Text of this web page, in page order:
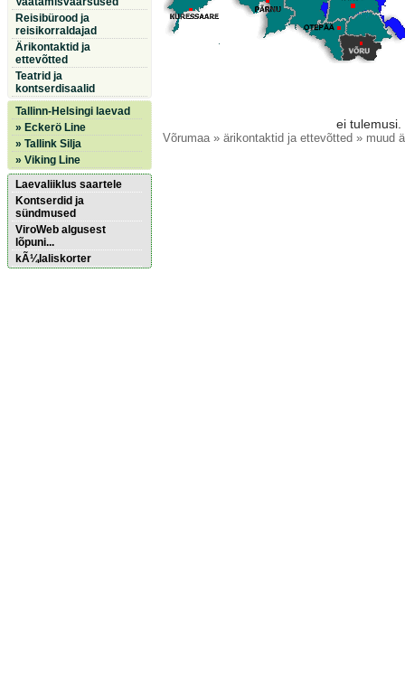
Reisibürood ja
reisikorraldajad
Ärikontaktid ja
ettevõtted
Teatrid ja
kontserdisaalid
Tallinn-Helsingi laevad
» Eckerö Line
» Tallink Silja
» Viking Line
Laevaliiklus saartele
Kontserdid ja
sündmused
ViroWeb algusest
lõpuni...
kÃ¼laliskorter
ei tulemusi.
Võrumaa» ärikontaktid ja ettevõtted » muud